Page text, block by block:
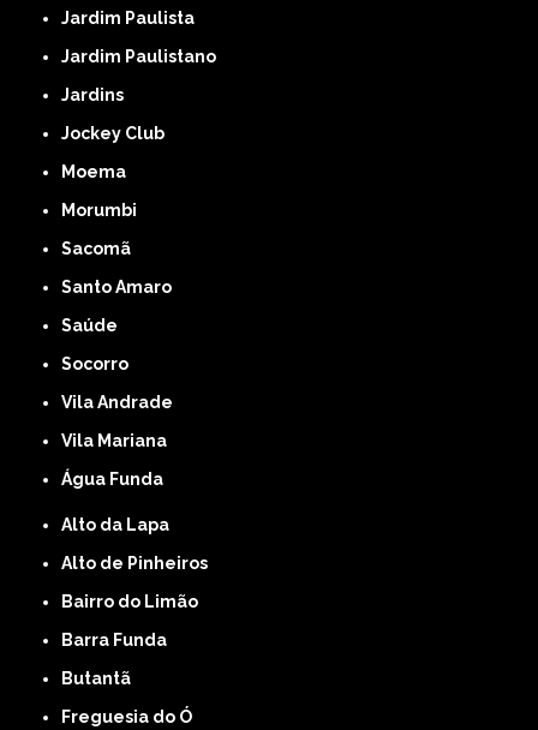
Jardim Paulista
Jardim Paulistano
Jardins
Jockey Club
Moema
Morumbi
Sacomã
Santo Amaro
Saúde
Socorro
Vila Andrade
Vila Mariana
Água Funda
Alto da Lapa
Alto de Pinheiros
Bairro do Limão
Barra Funda
Butantã
Freguesia do Ó